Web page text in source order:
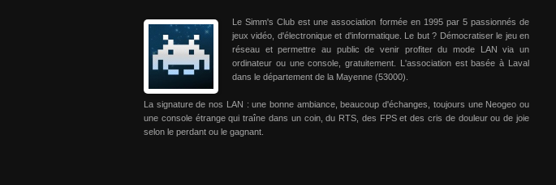
Le Simm's Club est une association formée en 1995 par 5 passionnés de
jeux vidéo, d'électronique et d'informatique. Le but ? Démocratiser le jeu en
réseau et permettre au public de venir profiter du mode LAN via un
ordinateur ou une console, gratuitement. L'association est basée à Laval
dans le département de la Mayenne (53000).
La signature de nos LAN : une bonne ambiance, beaucoup d'échanges, toujours une Neogeo ou
une console étrange qui traîne dans un coin, du RTS, des FPS et des cris de douleur ou de joie
selon le perdant ou le gagnant.